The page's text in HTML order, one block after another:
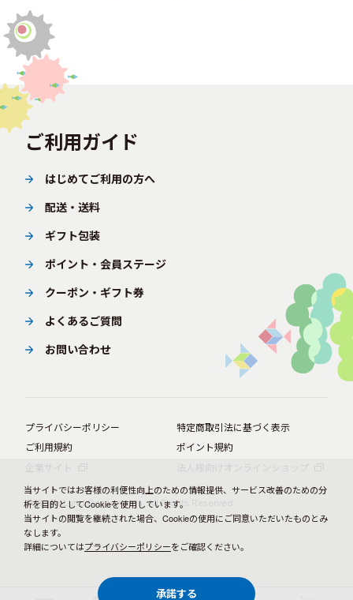
ご利用ガイド
はじめてご利用の方へ
配送・送料
ギフト包装
ポイント・会員ステージ
クーポン・ギフト券
よくあるご質問
お問い合わせ
プライバシーポリシー
特定商取引法に基づく表示
ご利用規約
ポイント規約
© BørneLund Corporation. All Rights Reserved.
当サイトではお客様の利便性向上のための情報提供、サービス改善のための分
析を目的としてCookieを使用しています。
当サイトの閲覧を継続された場合、Cookieの使用にご同意いただいたものとみ
なします。
詳細についてはプライバシーポリシーをご確認ください。
承諾する